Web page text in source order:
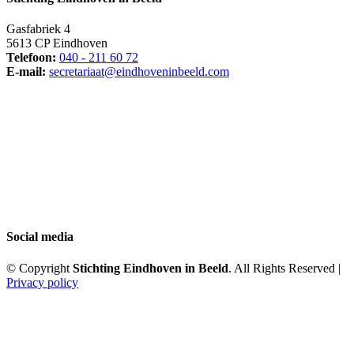
Gasfabriek 4
5613 CP Eindhoven
Telefoon: 040 - 211 60 72
E-mail: secretariaat@eindhoveninbeeld.com
Social media
© Copyright Stichting Eindhoven in Beeld. All Rights Reserved |
Privacy policy